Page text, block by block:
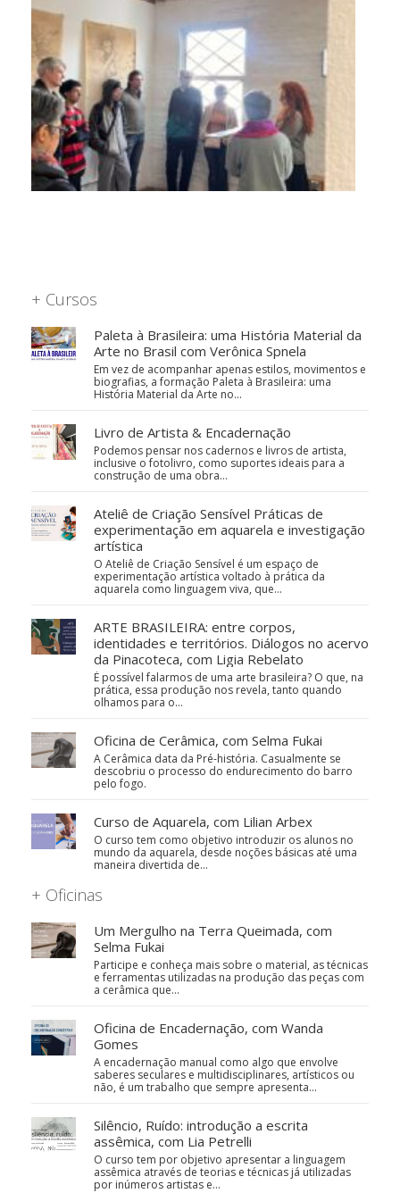
+ Cursos
Paleta à Brasileira: uma História Material da
Arte no Brasil com Verônica Spnela
Em vez de acompanhar apenas estilos, movimentos e
biografias, a formação Paleta à Brasileira: uma
História Material da Arte no…
Livro de Artista & Encadernação
Podemos pensar nos cadernos e livros de artista,
inclusive o fotolivro, como suportes ideais para a
construção de uma obra…
Ateliê de Criação Sensível Práticas de
experimentação em aquarela e investigação
artística
O Ateliê de Criação Sensível é um espaço de
experimentação artística voltado à prática da
aquarela como linguagem viva, que…
ARTE BRASILEIRA: entre corpos,
identidades e territórios. Diálogos no acervo
da Pinacoteca, com Ligia Rebelato
É possível falarmos de uma arte brasileira? O que, na
prática, essa produção nos revela, tanto quando
olhamos para o…
Oficina de Cerâmica, com Selma Fukai
A Cerâmica data da Pré-história. Casualmente se
descobriu o processo do endurecimento do barro
pelo fogo.
Curso de Aquarela, com Lilian Arbex
O curso tem como objetivo introduzir os alunos no
mundo da aquarela, desde noções básicas até uma
maneira divertida de…
+ Oficinas
Um Mergulho na Terra Queimada, com
Selma Fukai
Participe e conheça mais sobre o material, as técnicas
e ferramentas utilizadas na produção das peças com
a cerâmica que…
Oficina de Encadernação, com Wanda
Gomes
A encadernação manual como algo que envolve
saberes seculares e multidisciplinares, artísticos ou
não, é um trabalho que sempre apresenta…
Silêncio, Ruído: introdução a escrita
assêmica, com Lia Petrelli
O curso tem por objetivo apresentar a linguagem
assêmica através de teorias e técnicas já utilizadas
por inúmeros artistas e…